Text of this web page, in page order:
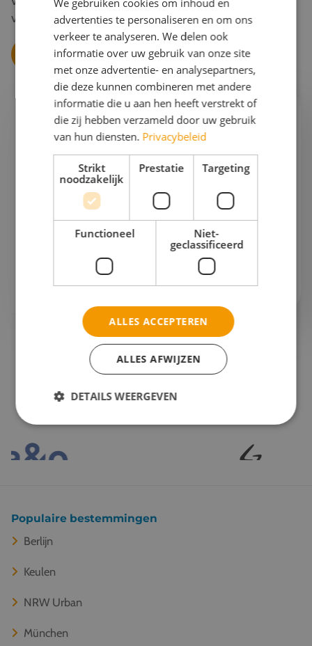
voorkeuren.
Vraag een offerte aan
Ik help je graag verder!
Esther
Projectleider schoolreizen & Finance
Gaan we samen aan de slag?
Bel mij op076 522 30 57
Of stuur mijeen e-mail
Populaire bestemmingen
Berlijn
Keulen
NRW Urban
München
We gebruiken cookies om inhoud en
advertenties te personaliseren en om ons
verkeer te analyseren. We delen ook
informatie over uw gebruik van onze site
met onze advertentie- en analysepartners,
die deze kunnen combineren met andere
informatie die u aan hen heeft verstrekt of
die zij hebben verzameld door uw gebruik
van hun diensten. Privacybeleid
Strikt
noodzakelijk
Prestatie Targeting
Functioneel
Niet-
geclassificeerd
ALLES ACCEPTEREN
ALLES AFWIJZEN
DETAILS WEERGEVEN